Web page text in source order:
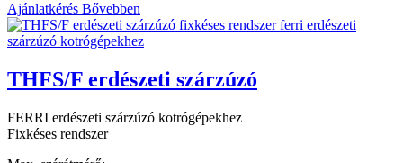
Ajánlatkérés Bővebben
THFS/F erdészeti szárzúzó
FERRI erdészeti szárzúzó kotrógépekhez
Fixkéses rendszer